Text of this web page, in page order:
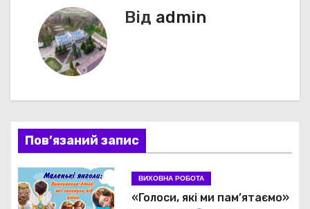
ц
і
я
з
Від admin
Пов’язаний запис
ВИХОВНА РОБОТА
«Голоси, які ми пам’ятаємо»